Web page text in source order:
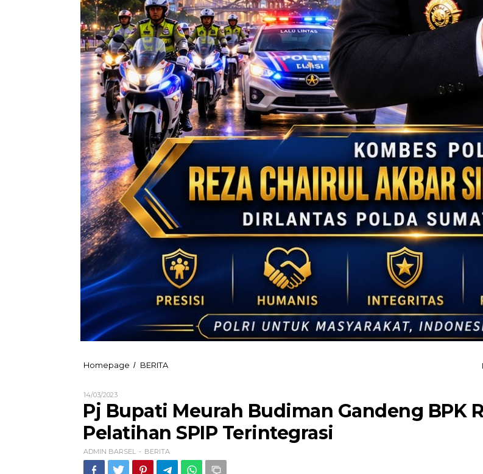
Homepage / BERITAPj
Gandeng
BPK
RI
Buka
Pelatihan
SPIP
14/03/2023Oleh
BARSEL
Pj Bupati Meurah Budiman Gandeng BPK
Pelatihan SPIP Terintegrasi
ADMIN BARSEL - BERITA